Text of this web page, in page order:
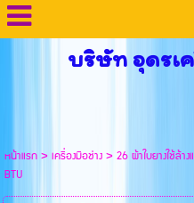
บริษัท อุดรเ
หน้าแรก>เครื่องมือช่าง>26 ผ้าใบยางใช้ล้
BTU